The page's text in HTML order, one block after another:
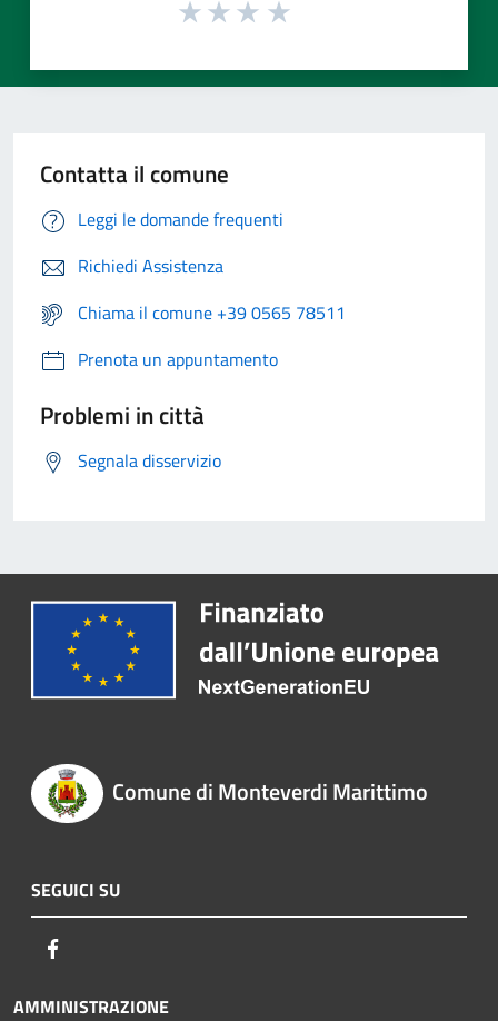
Contatta il comune
Leggi le domande frequenti
Richiedi Assistenza
Chiama il comune +39 0565 78511
Prenota un appuntamento
Problemi in città
Segnala disservizio
Comune di Monteverdi Marittimo
SEGUICI SU
AMMINISTRAZIONE